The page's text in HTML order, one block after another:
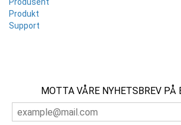
Produsent
Produkt
Support
MOTTA VÅRE NYHETSBREV PÅ